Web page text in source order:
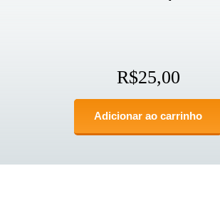
R$25,00
Adicionar ao carrinho